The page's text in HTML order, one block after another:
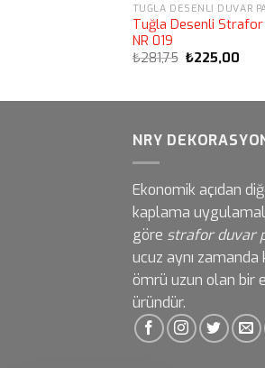
TUĞLA DESENLI DUVAR
Tuğla Desenli Strafor
NR 019
₺281,75 Orijinal
₺225,00
NRY
Ekonomik açıdan
kaplama
göre strafor duvar
ucuz aynı zamanda
ömrü uzun olan bir
üründür.
Müşteri destek ekibimiz
yanıtlamak için burada. Bize
sor!